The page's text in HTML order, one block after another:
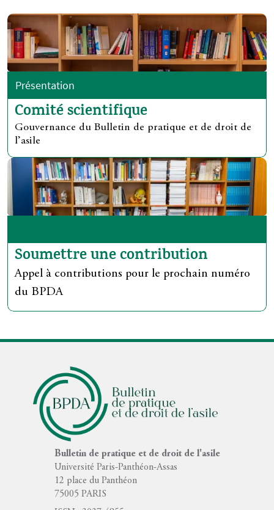
Présentation
Comité scientifique
Gouvernance du Bulletin de pratique et de droit de
l’asile
Soumettre une contribution
Appel à contributions pour le prochain numéro
du BPDA
Bulletin de pratique et de droit de l'asile
Université Paris-Panthéon-Assas
12 place du Panthéon
75005 PARIS